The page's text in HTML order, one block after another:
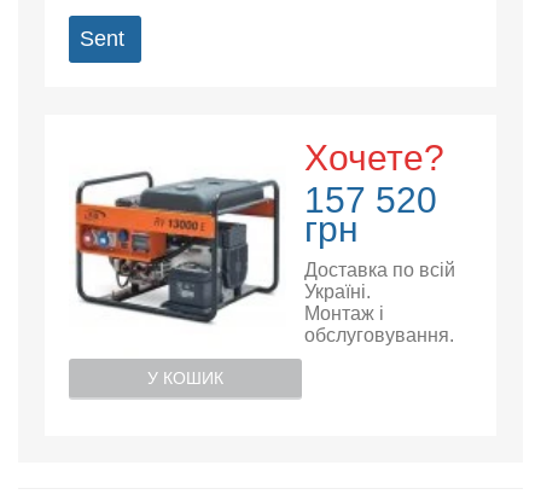
Sent
Хочете?
157 520
грн
Доставка по всій
Україні.
Монтаж і
обслуговування.
У КОШИК